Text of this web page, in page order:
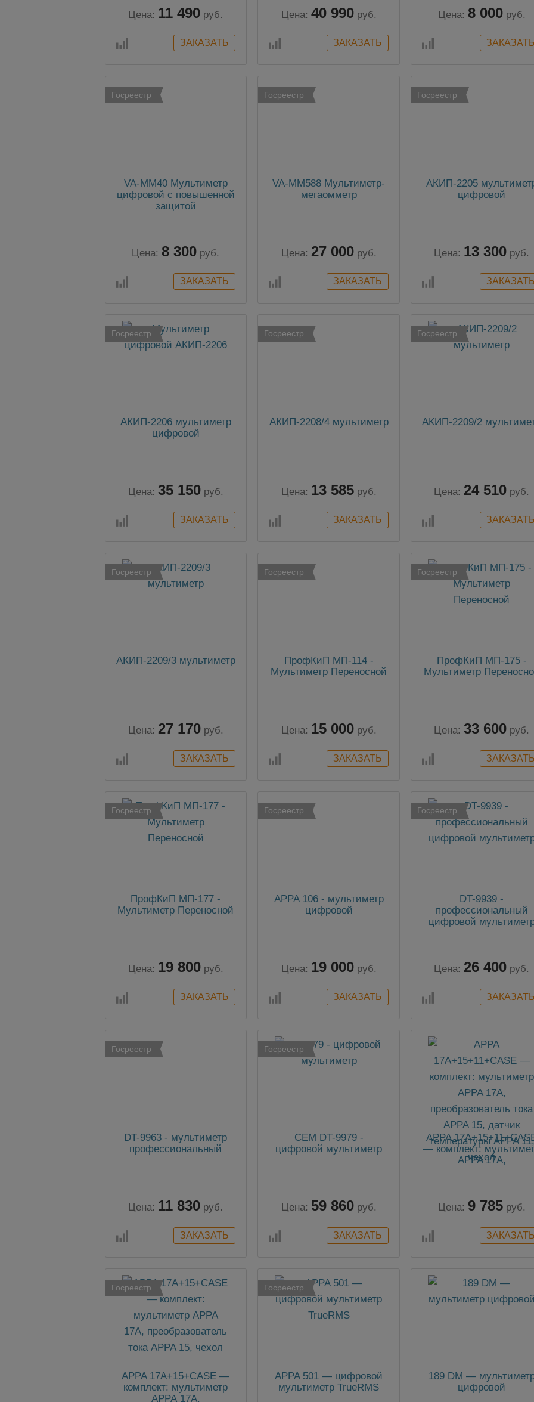
Цена: 11 490 руб. Цена: 40 990 руб. Цена: 8 000 руб.
Госреестр
VA-MM40 Мультиметр
цифровой с повышенной
защитой
Цена: 8 300 руб.
Госреестр
VA-MM588 Мультиметр-
мегаомметр
Цена: 27 000 руб.
Госреестр
АКИП-2205
цифровой
Цена: 13 300 руб.
Госреестр
АКИП-2206 мультиметр
цифровой
Цена: 35 150 руб.
Госреестр
АКИП-2208/4 мультиметр
Цена: 13 585 руб.
Госреестр
АКИП-2209/2
Цена: 24 510 руб.
Госреестр
АКИП-2209/3 мультиметр
Цена: 27 170 руб.
Госреестр
ПрофКиП МП-114 -
Мультиметр Переносной
Цена: 15 000 руб.
Госреестр
ПрофКиП МП-175 -
Мультиметр
Цена: 33 600 руб.
Госреестр
ПрофКиП МП-177 -
Мультиметр Переносной
Цена: 19 800 руб.
Госреестр
APPA 106 - мультиметр
цифровой
Цена: 19 000 руб.
Госреестр
DT-9939 -
профессиональный
цифровой
Цена: 26 400 руб.
Госреестр
DT-9963 - мультиметр
профессиональный
Цена: 11 830 руб.
Госреестр
CEM DT-9979 -
цифровой мультиметр
Цена: 59 860 руб.
APPA
— комплект:
APPA 17A,
чехол
Цена: 9 785 руб.
Госреестр
APPA 17A+15+CASE —
комплект: мультиметр
АРРА 17A,
Госреестр
APPA 501 — цифровой
мультиметр TrueRMS
189 DM —
цифровой